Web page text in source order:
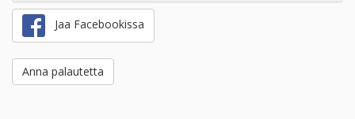
Jaa Facebookissa
Anna palautetta